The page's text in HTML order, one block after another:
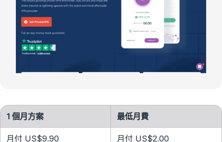
1 個月方案 最低月費
月付 US$9.90 月付 US$2.00